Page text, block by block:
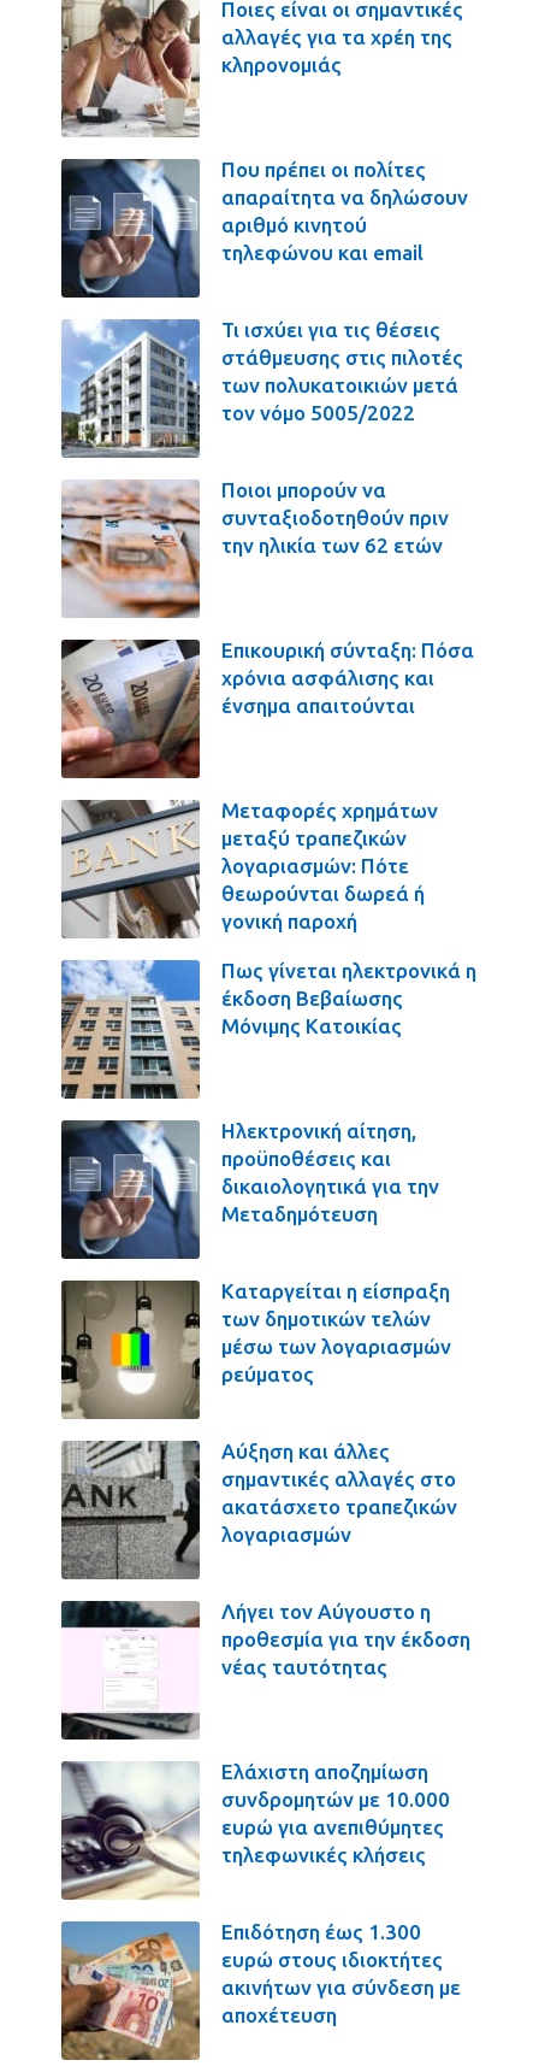
Ποιες είναι οι σημαντικές
αλλαγές για τα χρέη της
κληρονομιάς
Που πρέπει οι πολίτες
απαραίτητα να δηλώσουν
αριθμό κινητού
τηλεφώνου και email
Τι ισχύει για τις θέσεις
στάθμευσης στις πιλοτές
των πολυκατοικιών μετά
τον νόμο 5005/2022
Ποιοι μπορούν να
συνταξιοδοτηθούν πριν
την ηλικία των 62 ετών
Επικουρική σύνταξη: Πόσα
χρόνια ασφάλισης και
ένσημα απαιτούνται
Μεταφορές χρημάτων
μεταξύ τραπεζικών
λογαριασμών: Πότε
θεωρούνται δωρεά ή
γονική παροχή
Πως γίνεται ηλεκτρονικά η
έκδοση Βεβαίωσης
Μόνιμης Κατοικίας
Ηλεκτρονική αίτηση,
προϋποθέσεις και
δικαιολογητικά για την
Μεταδημότευση
Καταργείται η είσπραξη
των δημοτικών τελών
μέσω των λογαριασμών
ρεύματος
Αύξηση και άλλες
σημαντικές αλλαγές στο
ακατάσχετο τραπεζικών
λογαριασμών
Λήγει τον Αύγουστο η
προθεσμία για την έκδοση
νέας ταυτότητας
Ελάχιστη αποζημίωση
συνδρομητών με 10.000
ευρώ για ανεπιθύμητες
τηλεφωνικές κλήσεις
Επιδότηση έως 1.300
ευρώ στους ιδιοκτήτες
ακινήτων για σύνδεση με
αποχέτευση